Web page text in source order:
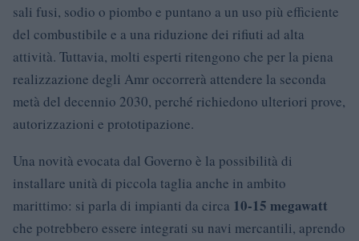
sali fusi, sodio o piombo e puntano a un uso più efficiente
del combustibile e a una riduzione dei rifiuti ad alta
attività. Tuttavia, molti esperti ritengono che per la piena
realizzazione degli Amr occorrerà attendere la seconda
metà del decennio 2030, perché richiedono ulteriori prove,
autorizzazioni e prototipazione.
Una novità evocata dal Governo è la possibilità di
installare unità di piccola taglia anche in ambito
marittimo: si parla di impianti da circa 10-15 megawatt
che potrebbero essere integrati su navi mercantili, aprendo